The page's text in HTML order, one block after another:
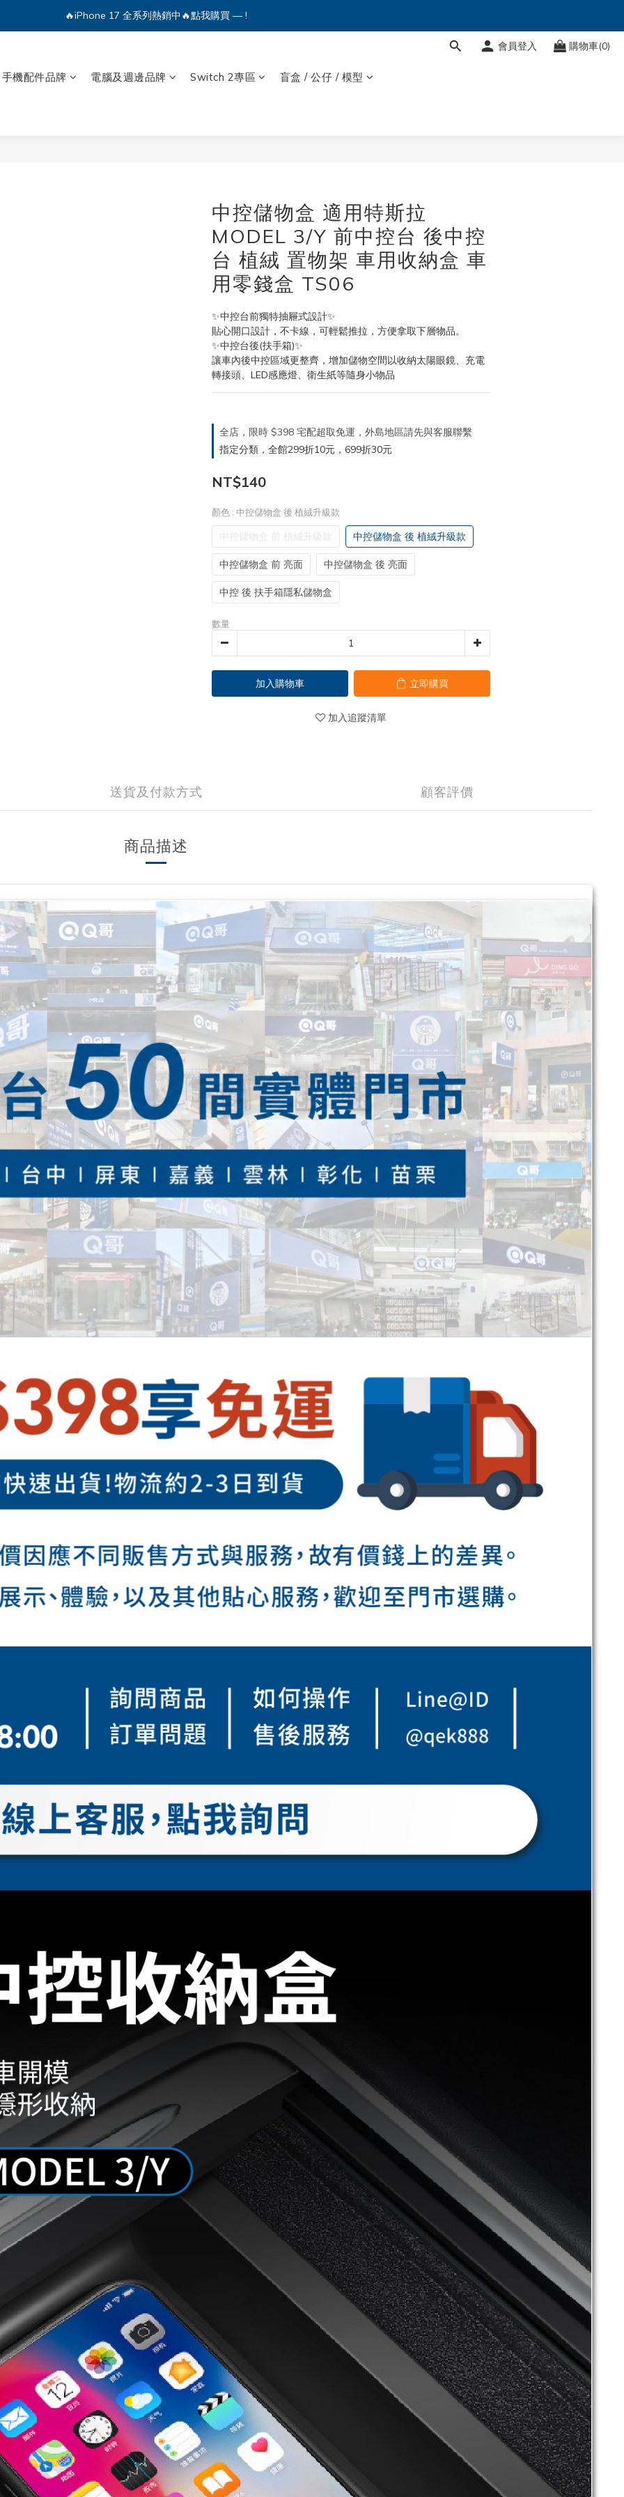
🔥iPhone 17 全系列熱銷中🔥點我購買 — !
💕加入Q哥 Line 新好友領優惠券！🎫
會員登入 購物車(0)
手機配件品牌 電腦及週邊品牌 Switch 2專區 盲盒 / 公仔 / 模型
中控儲物盒 適用特斯拉
MODEL 3/Y 前中控台 後中控
台 植絨 置物架 車用收納盒 車
用零錢盒 TS06
✨中控台前獨特抽屜式設計✨
貼心開口設計，不卡線，可輕鬆推拉，方便拿取下層物品。
✨中控台後(扶手箱)✨
讓車內後中控區域更整齊，增加儲物空間以收納太陽眼鏡、充電
轉接頭、LED感應燈、衛生紙等隨身小物品
全店，限時 $398 宅配超取免運，外島地區請先與客服聯繫
指定分類，全館299折10元，699折30元
NT$140
顏色 : 中控儲物盒 後 植絨升級款
中控儲物盒 前 植絨升級款 中控儲物盒 後 植絨升級款
中控儲物盒 前 亮面 中控儲物盒 後 亮面
中控 後 扶手箱隱私儲物盒
數量
加入購物車 立即購買
加入追蹤清單
送貨及付款方式 顧客評價
商品描述